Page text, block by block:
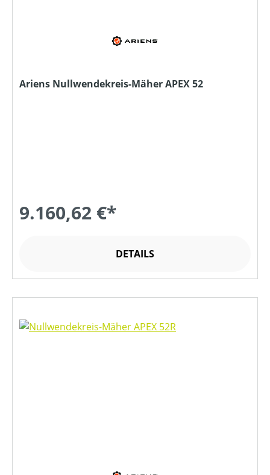
Ariens Nullwendekreis-Mäher APEX 52
9.160,62 €*
DETAILS